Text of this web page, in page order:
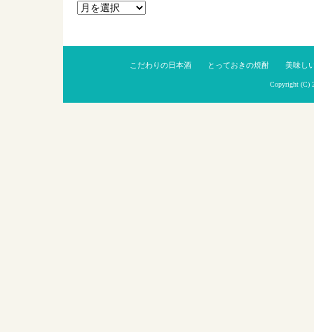
こだわりの日本酒 とっておきの焼酎 美味し
Copyright (C)